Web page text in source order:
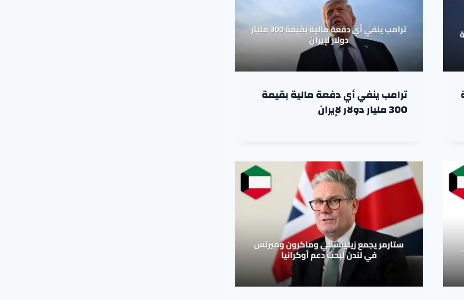
ترامب ينفي أي دفعة مالية بقيمة
300 مليار دولار لإيران